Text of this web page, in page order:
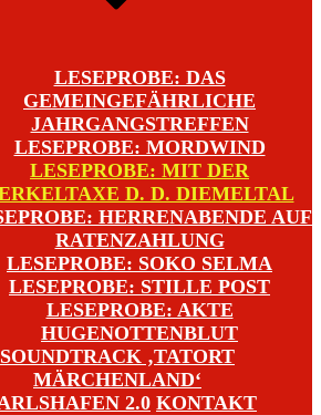
LESEPROBE: DAS
GEMEINGEFÄHRLICHE
JAHRGANGSTREFFEN
LESEPROBE: MORDWIND
LESEPROBE: MIT DER
D. D. DIEMELTAL
HERRENABENDE AUF
RATENZAHLUNG
LESEPROBE: SOKO SELMA
LESEPROBE: STILLE POST
LESEPROBE: AKTE
HUGENOTTENBLUT
SOUNDTRACK ‚TATORT
MÄRCHENLAND‘
2.0 KONTAKT